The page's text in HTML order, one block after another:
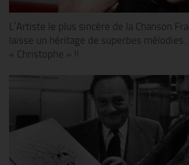
L’Artiste le plus sincère de la Chanson
laisse un héritage de superbes
« Christophe » !!